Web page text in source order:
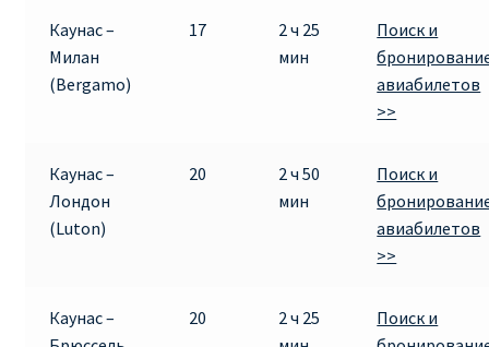
Каунас –
Милан
(Bergamo)
17
2 ч 25
мин
Поиск и
авиабилетов
>>
Каунас –
Лондон
(Luton)
20
2 ч 50
мин
Поиск и
авиабилетов
>>
Каунас –
20
2 ч 25
Поиск и